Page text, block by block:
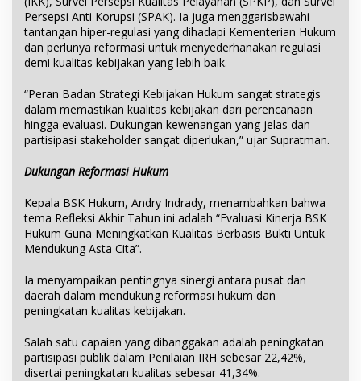
Persepsi Anti Korupsi (SPAK). Ia juga menggarisbawahi
tantangan hiper-regulasi yang dihadapi Kementerian Hukum
dan perlunya reformasi untuk menyederhanakan regulasi
demi kualitas kebijakan yang lebih baik.
“Peran Badan Strategi Kebijakan Hukum sangat strategis
dalam memastikan kualitas kebijakan dari perencanaan
hingga evaluasi. Dukungan kewenangan yang jelas dan
partisipasi stakeholder sangat diperlukan,” ujar Supratman.
Dukungan Reformasi Hukum
Kepala BSK Hukum, Andry Indrady, menambahkan bahwa
tema Refleksi Akhir Tahun ini adalah “Evaluasi Kinerja BSK
Hukum Guna Meningkatkan Kualitas Berbasis Bukti Untuk
Mendukung Asta Cita”.
Ia menyampaikan pentingnya sinergi antara pusat dan
daerah dalam mendukung reformasi hukum dan
peningkatan kualitas kebijakan.
Salah satu capaian yang dibanggakan adalah peningkatan
partisipasi publik dalam Penilaian IRH sebesar 22,42%,
disertai peningkatan kualitas sebesar 41,34%.